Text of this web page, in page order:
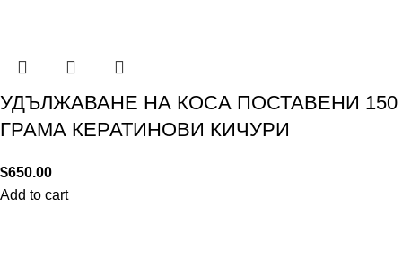
УДЪЛЖАВАНЕ НА КОСА ПОСТАВЕНИ 150
ГРАМА КЕРАТИНОВИ КИЧУРИ
$650.00
Add to cart